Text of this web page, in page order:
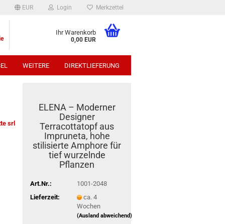
EUR Login Merkzettel
Ihr Warenkorb
0,00 EUR
DIREKTLIEFERUNG
WEITERE
srl
ELENA – Moderner
Designer
Terracottatopf aus
Impruneta, hohe
stilisierte Amphore für
tief wurzelnde
Pflanzen
Art.Nr.:
1001-2048
Lieferzeit:
ca. 4
Wochen
(Ausland abweichend)